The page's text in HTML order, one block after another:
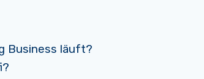
Business läuft?